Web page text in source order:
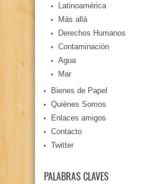
Latinoamérica
Más allá
Derechos Humanos
Contaminación
Agua
Mar
Bienes de Papel
Quiénes Somos
Enlaces amigos
Contacto
Twitter
PALABRAS CLAVES